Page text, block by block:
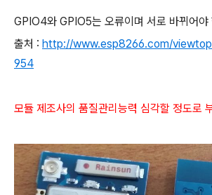
GPIO4와 GPIO5는 오류이며 서로 바뀌어야
출처 : http://www.esp8266.com/
954
모듈 제조사의 품질관리능력 심각할 정도로